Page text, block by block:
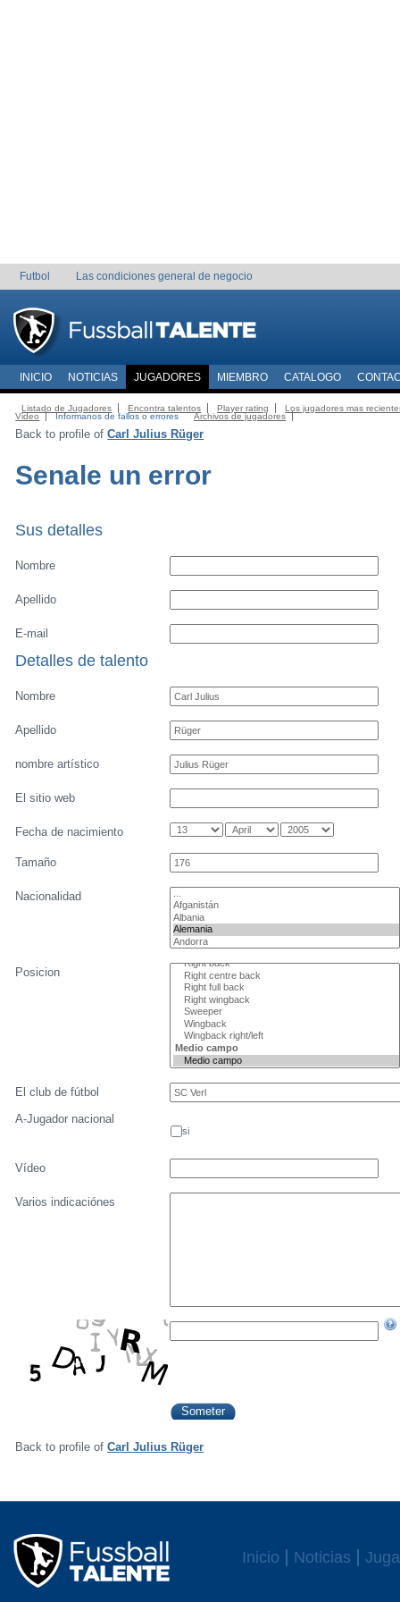
Futbol Las condiciones general de negocio
INICIO NOTICIAS JUGADORES MIEMBRO CATALOGO
Listado de Jugadores Encontra talentos Player rating
Los jugadores mas
Video
Informanos de fallos o errores Archivos de jugadores
Back to profile of Carl Julius Rüger
Senale un error
Sus detalles
Nombre
Apellido
E-mail
Detalles de talento
Nombre
Apellido
nombre artístico
El sitio web
Fecha de nacimiento
Tamaño
Nacionalidad
Posicion
El club de fútbol
A-Jugador nacional
si
Vídeo
Varios indicaciónes
Back to profile of Carl Julius Rüger
Inicio Noticias